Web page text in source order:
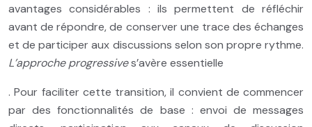
avantages considérables : ils permettent de réfléchir
avant de répondre, de conserver une trace des échanges
et de participer aux discussions selon son propre rythme.
L’approche progressives’avère essentielle
. Pour faciliter cette transition, il convient de commencer
par des fonctionnalités de base : envoi de messages